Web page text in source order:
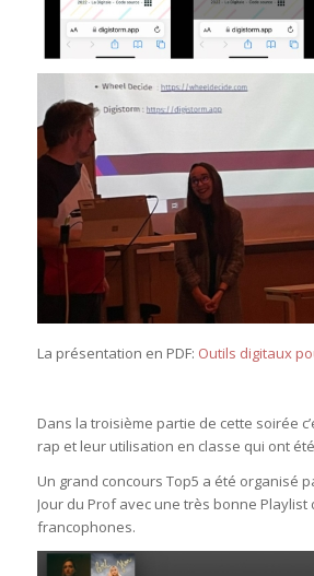
La présentation en PDF: Outils digitaux
Dans la troisième partie de cette soirée
rap et leur utilisation en classe qui ont
Un grand concours Top5 a été organisé
Jour du Prof avec une très bonne Playlist
francophones.